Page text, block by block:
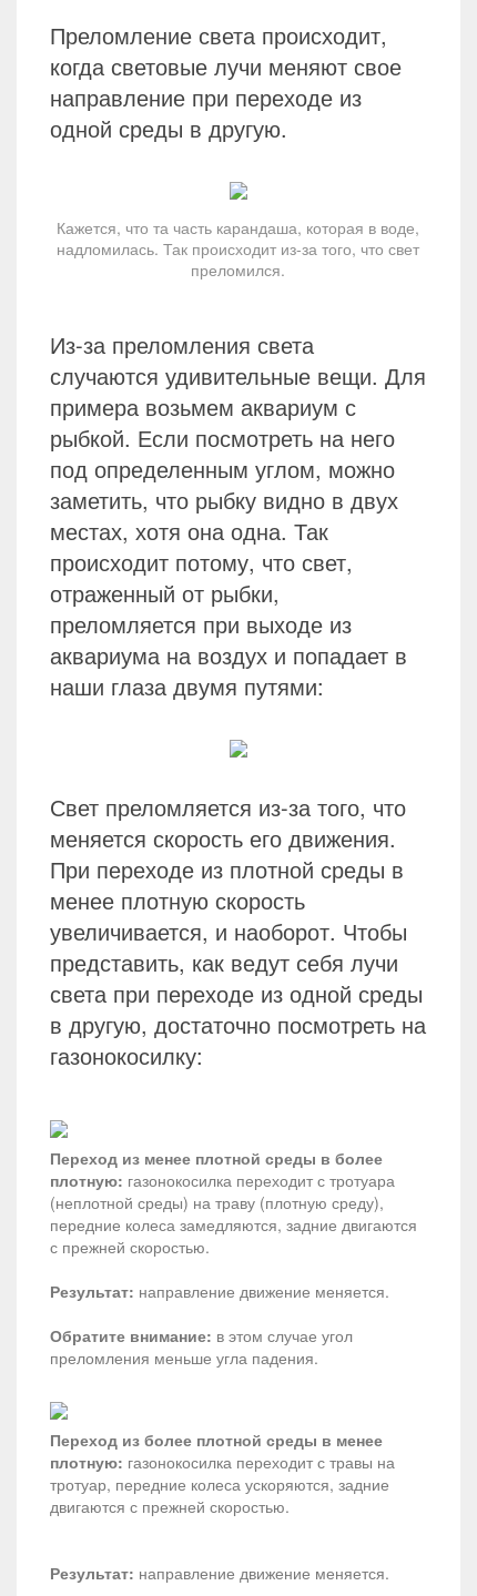
Преломление света происходит,
когда световые лучи меняют свое
направление при переходе из
одной среды в другую.
Кажется, что та часть карандаша, которая в воде,
надломилась. Так происходит из-за того, что свет
преломился.
Из-за преломления света
случаются удивительные вещи. Для
примера возьмем аквариум с
рыбкой. Если посмотреть на него
под определенным углом, можно
заметить, что рыбку видно в двух
местах, хотя она одна. Так
происходит потому, что свет,
отраженный от рыбки,
преломляется при выходе из
аквариума на воздух и попадает в
наши глаза двумя путями:
Свет преломляется из-за того, что
меняется скорость его движения.
При переходе из плотной среды в
менее плотную скорость
увеличивается, и наоборот. Чтобы
представить, как ведут себя лучи
света при переходе из одной среды
в другую, достаточно посмотреть на
газонокосилку:
Переход из менее плотной среды в более
плотную: газонокосилка переходит с тротуара
(неплотной среды) на траву (плотную среду),
передние колеса замедляются, задние двигаются
с прежней скоростью.
Результат: направление движение меняется.
Обратите внимание: в этом случае угол
преломления меньше угла падения.
Переход из более плотной среды в менее
плотную: газонокосилка переходит с травы на
тротуар, передние колеса ускоряются, задние
двигаются с прежней скоростью.
Результат: направление движение меняется.